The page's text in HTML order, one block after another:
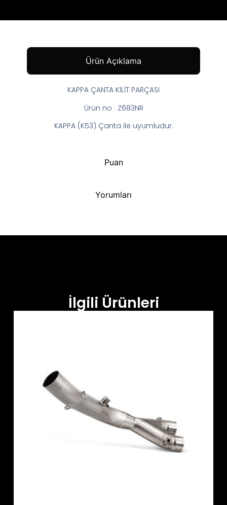
Ürün Açıklama
Puan
Yorumları
KAPPA ÇANTA KİLİT PARÇASI
Ürün no : Z683NR
KAPPA (K53) Çanta ile uyumludur.
İlgili Ürünleri